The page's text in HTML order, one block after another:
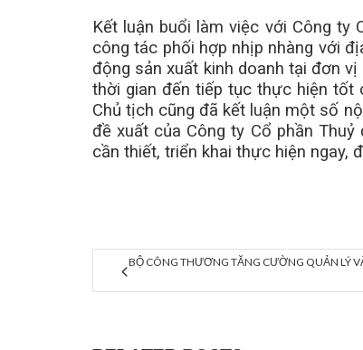
Kết luận buổi làm việc với Công ty
công tác phối hợp nhịp nhàng với
động sản xuất kinh doanh tại đơn
thời gian đến tiếp tục thực hiện tốt
Chủ tịch cũng đã kết luận một số
đề xuất của Công ty Cổ phần
cần thiết, triển khai thực hiện ngay,
BỘ CÔNG THƯƠNG TĂNG CƯỜNG QUẢN LÝ